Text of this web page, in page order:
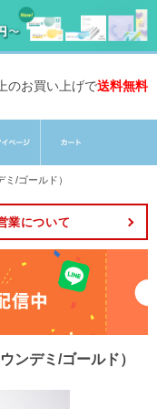
のお買い上げで送料無料
ミ/ゴールド）
業について
ンデミ/ゴールド）